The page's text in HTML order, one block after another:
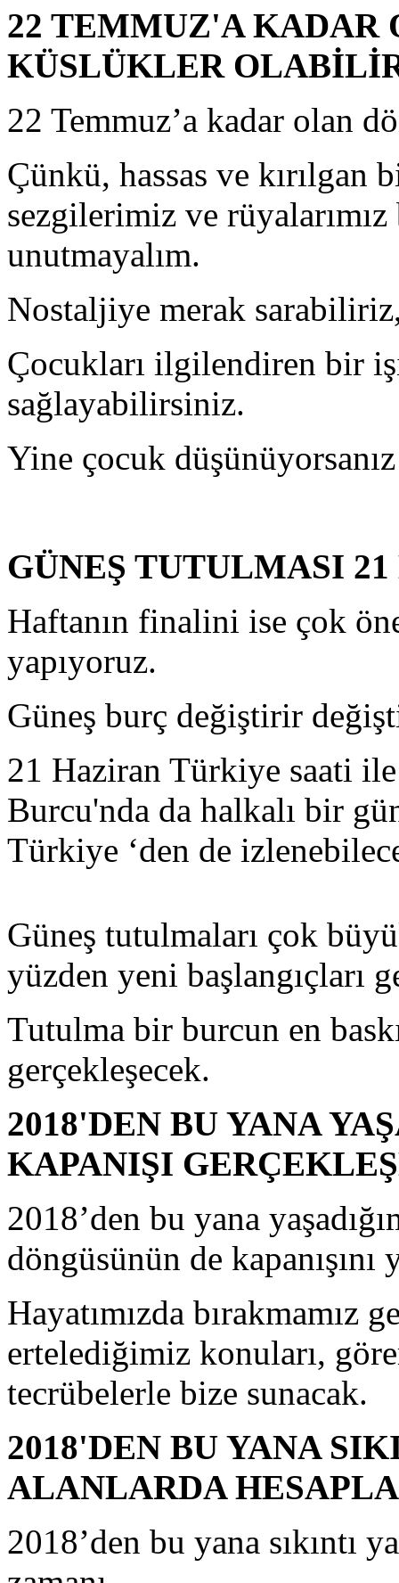
22 TEMMUZ'A KADAR
KÜSLÜKLER
22 Temmuz’a kadar olan
Çünkü, hassas ve kırılgan
sezgilerimiz ve
unutmayalım.
Nostaljiye merak
Çocukları ilgilendiren bir
sağlayabilirsiniz.
Yine çocuk
GÜNEŞ TUTULMASI
Haftanın finalini ise çok
yapıyoruz.
Güneş burç değiştirir
21 Haziran Türkiye saati
Burcu'nda da halkalı bir
Türkiye ‘den de
Güneş tutulmaları çok
yüzden yeni başlangıçları
Tutulma bir burcun en
gerçekleşecek.
2018'DEN BU YANA
KAPANIŞI
2018’den bu yana
döngüsünün de kapanışını
Hayatımızda bırakmamız
ertelediğimiz konuları,
tecrübelerle bize sunacak.
2018'DEN BU YANA
ALANLARDA
2018’den bu yana sıkıntı